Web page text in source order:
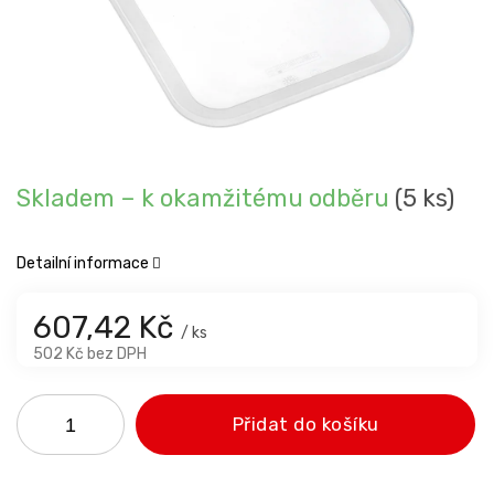
607,42 Kč / ks
502 Kč bez DPH
Skladem – k okamžitému odběru (5 ks)
Přidat do košíku
Detailní informace